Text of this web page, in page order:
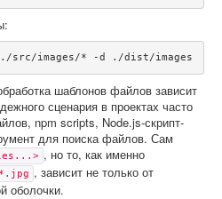
./src/images/* -d ./dist/images
шаблонов файлов зависит
сценария в проектах часто
npm scripts, Node.js-скрипт-
для поиска файлов. Сам
, но то, как именно
*.jpg , зависит не только от
оболочки.